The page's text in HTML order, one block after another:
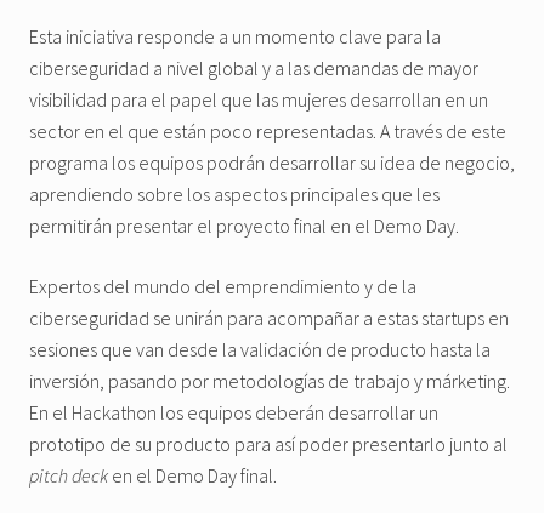
Esta iniciativa responde a un momento clave para la
ciberseguridad a nivel global y a las demandas de mayor
visibilidad para el papel que las mujeres desarrollan en un
sector en el que están poco representadas. A través de este
programa los equipos podrán desarrollar su idea de negocio,
aprendiendo sobre los aspectos principales que les
permitirán presentar el proyecto final en el Demo Day.
Expertos del mundo del emprendimiento y de la
ciberseguridad se unirán para acompañar a estas startups en
sesiones que van desde la validación de producto hasta la
inversión, pasando por metodologías de trabajo y márketing.
En el Hackathon los equipos deberán desarrollar un
prototipo de su producto para así poder presentarlo junto al
pitch deck en el Demo Day final.